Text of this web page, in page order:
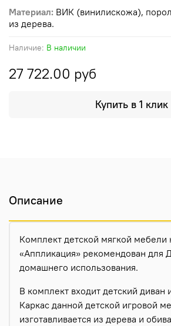
Наличие: В наличии
27 722.00 руб
Купить в 1 клик
Материал: ВИК (винилискожа),
из дерева.
Описание
Комплект детской мягкой мебели
«Аппликация» рекомендован для
домашнего использования.
В комплект входит детский диван
Каркас данной детской игровой
изготавливается из дерева и